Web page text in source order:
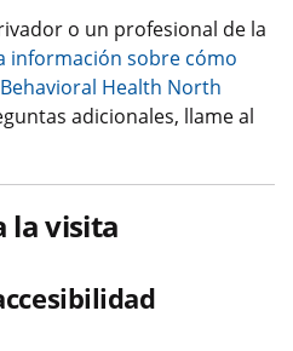
o un profesional de la
información sobre cómo
Health North
adicionales, llame al
la visita